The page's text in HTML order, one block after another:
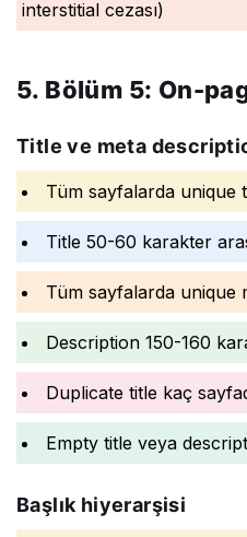
interstitial cezası)
5. Bölüm 5: On-
Title ve meta
Tüm sayfalarda unique
Title 50-60 karakter
Tüm sayfalarda unique
Description 150-160
Duplicate title kaç
Empty title veya
Başlık hiyerarşisi